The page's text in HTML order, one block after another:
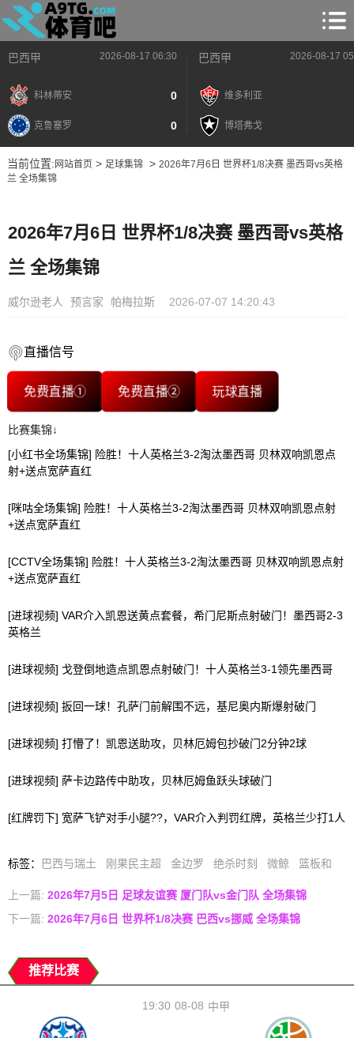
巴西甲 2026-08-17 06:30
科林蒂安 0
克鲁塞罗 0
巴西甲 2026-08-17
维多利亚
博塔弗戈
当前位置: 网站首页> 足球集锦> 2026年7月6日 世界杯1/8决赛 墨西哥vs英格
兰 全场集锦
2026年7月6日 世界杯1/8决赛 墨西哥vs英格
兰 全场集锦
威尔逊老人 预言家 帕梅拉斯 2026-07-07 14:20:43
直播信号
免费直播① 免费直播② 玩球直播
比赛集锦↓
[小红书全场集锦] 险胜！十人英格兰3-2淘汰墨西哥 贝林双响凯恩点
射+送点宽萨直红
[咪咕全场集锦] 险胜！十人英格兰3-2淘汰墨西哥 贝林双响凯恩点射
+送点宽萨直红
[CCTV全场集锦] 险胜！十人英格兰3-2淘汰墨西哥 贝林双响凯恩点射
+送点宽萨直红
[进球视频] VAR介入凯恩送黄点套餐，希门尼斯点射破门！墨西哥2-3
英格兰
[进球视频] 戈登倒地造点凯恩点射破门！十人英格兰3-1领先墨西哥
[进球视频] 扳回一球！孔萨门前解围不远，基尼奥内斯爆射破门
[进球视频] 打懵了！凯恩送助攻，贝林厄姆包抄破门2分钟2球
[进球视频] 萨卡边路传中助攻，贝林厄姆鱼跃头球破门
[红牌罚下] 宽萨飞铲对手小腿??，VAR介入判罚红牌，英格兰少打1人
标签： 巴西与瑞土 刚果民主超 金边罗 绝杀时刻 微鲸 篮板和
上一篇: 2026年7月5日 足球友谊赛 厦门队vs金门队 全场集锦
下一篇: 2026年7月6日 世界杯1/8决赛 巴西vs挪威 全场集锦
推荐比赛
08-08
19:30 中甲